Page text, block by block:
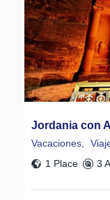
Jordania con
Vacaciones
1 Place
3